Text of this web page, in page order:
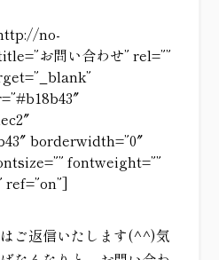
no-
お問い合わせ” rel=””
borderwidth=”0″
fontweight=””
ref=”on”]
ご返信いたします(^^)気